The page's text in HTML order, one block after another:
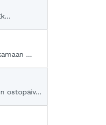
...
ostopäiv...